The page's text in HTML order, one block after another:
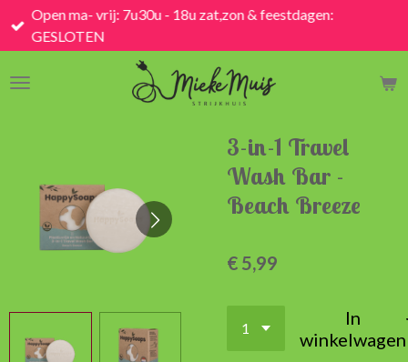
Ga
direct
de
Open ma- vrij: 7u30u - 18u zat,zon & feestdagen:
GESLOTEN
3-in-1 Travel
Wash Bar -
Beach Breeze
€ 5,99
In
winkelwagen